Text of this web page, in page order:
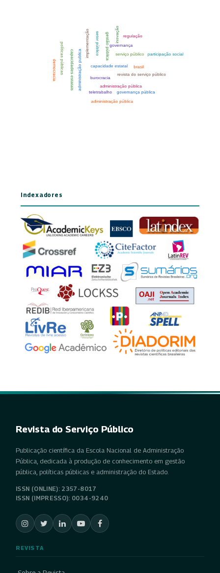
Indexadores
Revista do Serviço Público
Publicação científica da Escola Nacional de Administração
Pública, dedicada à produção de conhecimento em gestão
pública, políticas públicas e administração do Estado.
ISSN (ONLINE): 2357-8017
ISSN (IMPRESSO): 0034-9240
REVISTA